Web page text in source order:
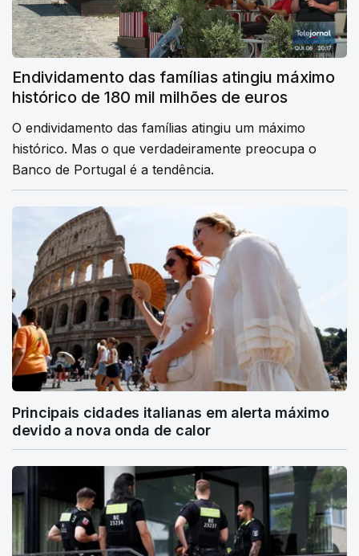
Endividamento das famílias atingiu máximo
histórico de 180 mil milhões de euros
O endividamento das famílias atingiu um máximo
histórico. Mas o que verdadeiramente preocupa o
Banco de Portugal é a tendência.
Principais cidades italianas em alerta máximo
devido a nova onda de calor